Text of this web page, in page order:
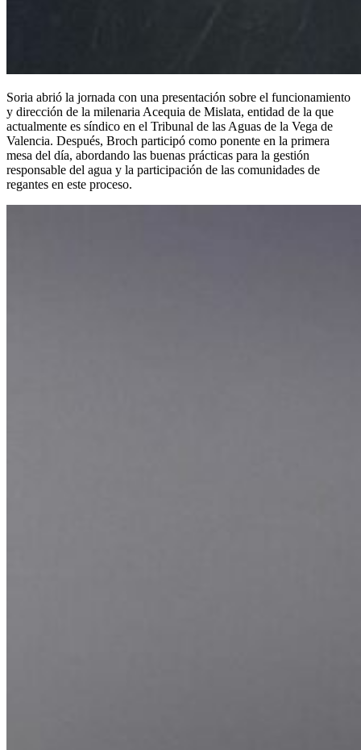
Soria abrió la jornada con una presentación sobre el funcionamiento
y dirección de la milenaria Acequia de Mislata, entidad de la que
actualmente es síndico en el Tribunal de las Aguas de la Vega de
Valencia. Después, Broch participó como ponente en la primera
mesa del día, abordando las buenas prácticas para la gestión
responsable del agua y la participación de las comunidades de
regantes en este proceso.